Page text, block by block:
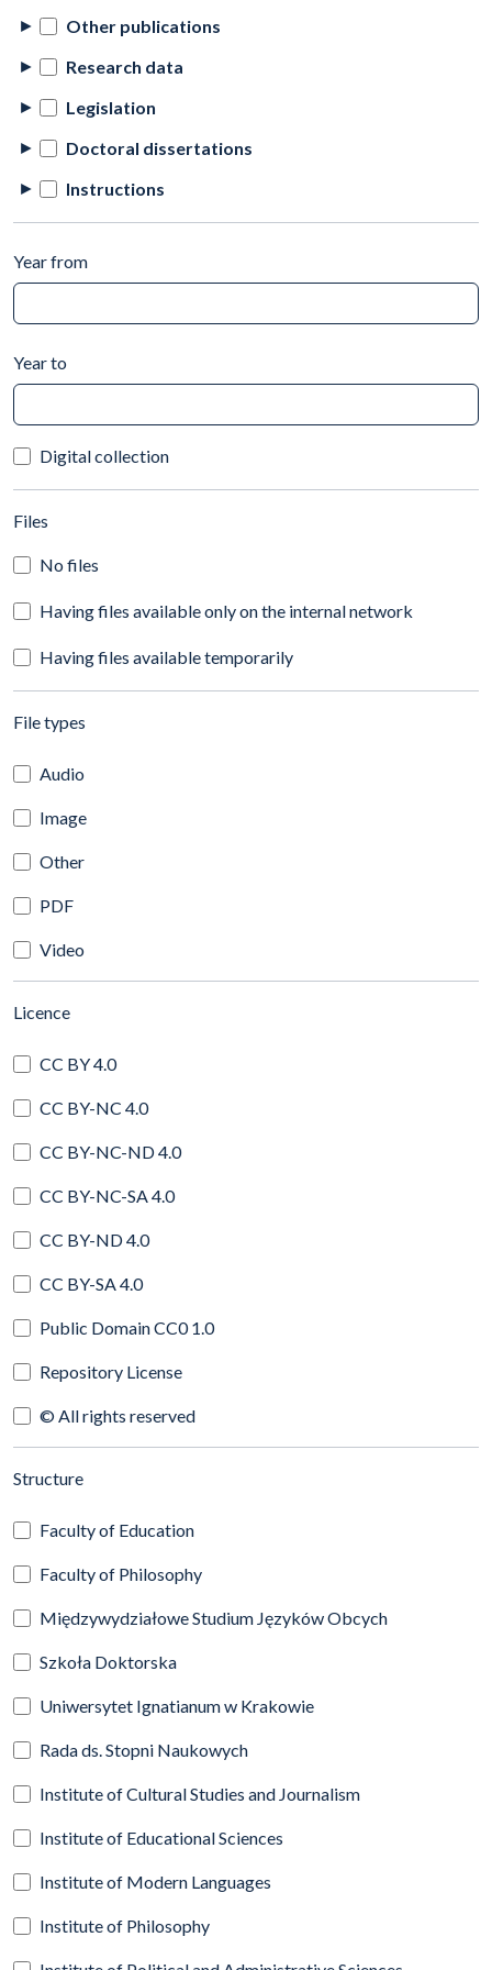
Other publications
Research data
Legislation
Doctoral dissertations
Instructions
Year from
Year to
Digital collection
Files
No files
Having files available only on the internal network
Having files available temporarily
File types
Audio
Image
Other
PDF
Video
Licence(automatic content reloading)
CC BY 4.0
CC BY-NC 4.0
CC BY-NC-ND 4.0
CC BY-NC-SA 4.0
CC BY-ND 4.0
CC BY-SA 4.0
Public Domain CC0 1.0
Repository License
© All rights reserved
Structure(automatic content reloading)
Faculty of Education
Faculty of Philosophy
Międzywydziałowe Studium Języków Obcych
Szkoła Doktorska
Uniwersytet Ignatianum w Krakowie
Rada ds. Stopni Naukowych
Institute of Cultural Studies and Journalism
Institute of Educational Sciences
Institute of Modern Languages
Institute of Philosophy